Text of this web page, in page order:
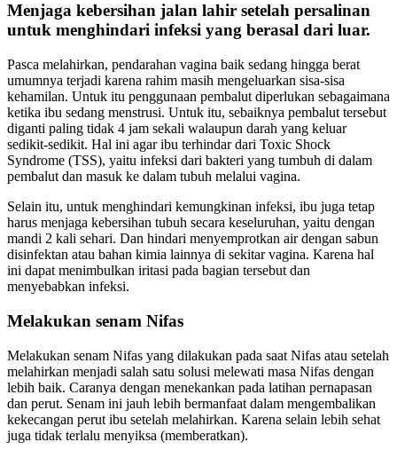
Menjaga kebersihan jalan lahir setelah persalinan
untuk menghindari infeksi yang berasal dari luar.
Pasca melahirkan, pendarahan vagina baik sedang hingga berat
umumnya terjadi karena rahim masih mengeluarkan sisa-sisa
kehamilan. Untuk itu penggunaan pembalut diperlukan sebagaimana
ketika ibu sedang menstrusi. Untuk itu, sebaiknya pembalut tersebut
diganti paling tidak 4 jam sekali walaupun darah yang keluar
sedikit-sedikit. Hal ini agar ibu terhindar dari Toxic Shock
Syndrome (TSS), yaitu infeksi dari bakteri yang tumbuh di dalam
pembalut dan masuk ke dalam tubuh melalui vagina.
Selain itu, untuk menghindari kemungkinan infeksi, ibu juga tetap
harus menjaga kebersihan tubuh secara keseluruhan, yaitu dengan
mandi 2 kali sehari. Dan hindari menyemprotkan air dengan sabun
disinfektan atau bahan kimia lainnya di sekitar vagina. Karena hal
ini dapat menimbulkan iritasi pada bagian tersebut dan
menyebabkan infeksi.
Melakukan senam Nifas
Melakukan senam Nifas yang dilakukan pada saat Nifas atau setelah
melahirkan menjadi salah satu solusi melewati masa Nifas dengan
lebih baik. Caranya dengan menekankan pada latihan pernapasan
dan perut. Senam ini jauh lebih bermanfaat dalam mengembalikan
kekecangan perut ibu setelah melahirkan. Karena selain lebih sehat
juga tidak terlalu menyiksa (memberatkan).